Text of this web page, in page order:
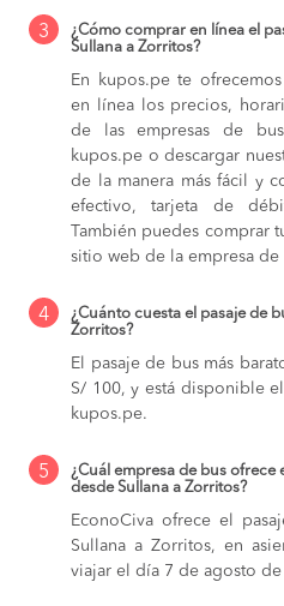
3
¿Cómo comprar en línea el
Sullana a Zorritos?
En kupos.pe te
en línea los precios,
de las empresas de
kupos.pe o descargar
de la manera más fácil y
efectivo, tarjeta de
También puedes comprar
sitio web de la empresa de
4
¿Cuánto cuesta el pasaje de
Zorritos?
El pasaje de bus más
S/ 100, y está disponible
kupos.pe.
5
¿Cuál empresa de bus ofrece
desde Sullana a Zorritos?
EconoCiva ofrece el
Sullana a Zorritos, en
viajar el día 7 de agosto